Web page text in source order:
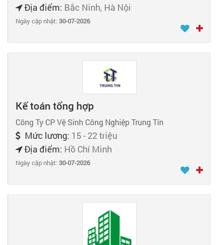
Địa điểm: Bắc Ninh, Hà Nội
Ngày cập nhật:30-07-2026
Kế toán tổng hợp
Công Ty CP Vệ Sinh Công Nghiệp Trung Tín
Mức lương: 15 - 22 triệu
Địa điểm: Hồ Chí Minh
Ngày cập nhật:30-07-2026